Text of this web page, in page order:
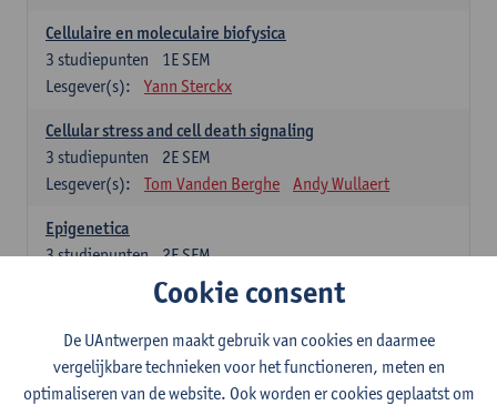
Cellulaire en moleculaire biofysica
1E SEM
3 studiepunten
Lesgever(s):
Yann Sterckx
Cellular stress and cell death signaling
2E SEM
3 studiepunten
Lesgever(s):
Tom Vanden Berghe Andy Wullaert
Epigenetica
2E SEM
3studiepunten
Wim Vanden Berghe
2E SEM
studiepunten
Lesgever(s):
Erik Fransen Kris Laukens
Cookie consent
De UAntwerpen maakt gebruik van cookies en daarmee
vergelijkbare technieken voor het functioneren, meten en
optimaliseren van de website. Ook worden er cookies geplaatst om